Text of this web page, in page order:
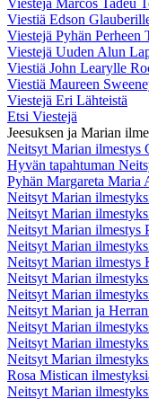
Viestiä Edson
Viestejä Pyhän
Viestejä Uuden Alun
Viestiä John Learylle
Viestiä Maureen
Viestejä Eri Lähteistä
Etsi Viestejä
Jeesuksen ja Marian
Neitsyt Marian ilmestys
Hyvän tapahtuman
Pyhän Margareta Maria
Neitsyt Marian
Neitsyt Marian
Neitsyt Marian ilmestys
Neitsyt Marian
Neitsyt Marian ilmestys
Neitsyt Marian
Neitsyt Marian
Neitsyt Marian ja
Neitsyt Marian
Neitsyt Marian
Neitsyt Marian
Rosa Mistican
Neitsyt Marian